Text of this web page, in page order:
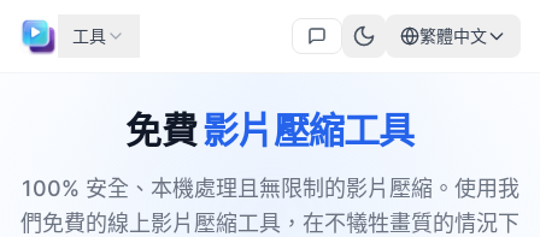
工具 繁體中文
免費影片壓縮工具
100% 安全、本機處理且無限制的影片壓縮。使用我
們免費的線上影片壓縮工具，在不犧牲畫質的情況下